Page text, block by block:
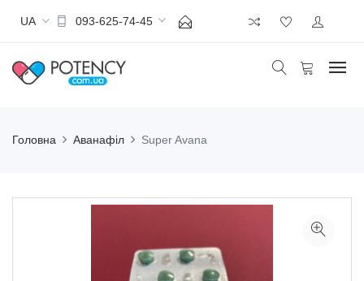
UA 093-625-74-45
Головна Аванафіл Super Avana